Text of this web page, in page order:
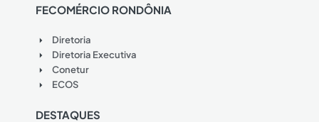
FECOMÉRCIO RONDÔNIA
Diretoria
Diretoria Executiva
Conetur
ECOS
DESTAQUES